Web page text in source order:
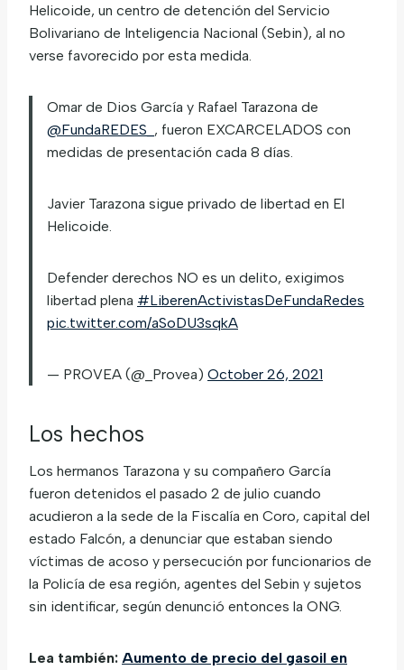
Helicoide, un centro de detención del Servicio
Bolivariano de Inteligencia Nacional (Sebin), al no
verse favorecido por esta medida.
Omar de Dios García y Rafael Tarazona de
@FundaREDES_ , fueron EXCARCELADOS con
medidas de presentación cada 8 días.
Javier Tarazona sigue privado de libertad en El
Helicoide.
Defender derechos NO es un delito, exigimos
libertad plena #LiberenActivistasDeFundaRedes
pic.twitter.com/aSoDU3sqkA
— PROVEA (@_Provea) October 26, 2021
Los hechos
Los hermanos Tarazona y su compañero García
fueron detenidos el pasado 2 de julio cuando
acudieron a la sede de la Fiscalía en Coro, capital del
estado Falcón, a denunciar que estaban siendo
víctimas de acoso y persecución por funcionarios de
la Policía de esa región, agentes del Sebin y sujetos
sin identificar, según denunció entonces la ONG.
Lea también: Aumento de precio del gasoil en